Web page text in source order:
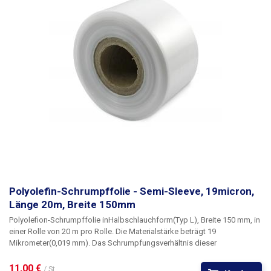
Länge: 1000 m Breite: 150 mm Dicke: 19 Mikrometer (0,019
mm) Schrumpfungstemperatur: 100 - 180 °C Schrumpfungsrate: 1,65 : 1
Folienart: Polyolefin Form: halbarmig (L) Innendurchmesser der Rolle: 76
mm Farbe: transparent
Polyolefin-Schrumpffolie - Semi-Sleeve, 19micron,
Länge 20m, Breite 150mm
Polyolefion-Schrumpffolie inHalbschlauchform(Typ L), Breite 150 mm, in
einer Rolle von 20 m pro Rolle. Die Materialstärke beträgt 19
Mikrometer(0,019 mm). Das Schrumpfungsverhältnis dieser
haben eine hohe Festigkeit und Durchstoßfestigkeit sowie gute
11,00 € / St.